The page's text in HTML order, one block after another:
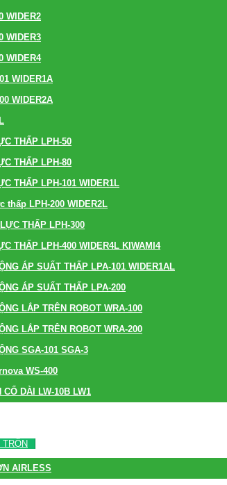
WIDER2
WIDER3
WIDER4
WIDER1A
WIDER2A
THẤP LPH-50
THẤP LPH-80
THẤP LPH-101 WIDER1L
thấp LPH-200 WIDER2L
THẤP LPH-300
THẤP LPH-400 WIDER4L KIWAMI4
ÁP SUẤT THẤP LPA-101 WIDER1AL
ÁP SUẤT THẤP LPA-200
LẮP TRÊN ROBOT WRA-100
LẮP TRÊN ROBOT WRA-200
SGA-101 SGA-3
WS-400
CỔ DÀI LW-10B LW1
AIRLESS